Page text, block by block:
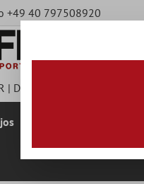
+49 40 797508920
| DE